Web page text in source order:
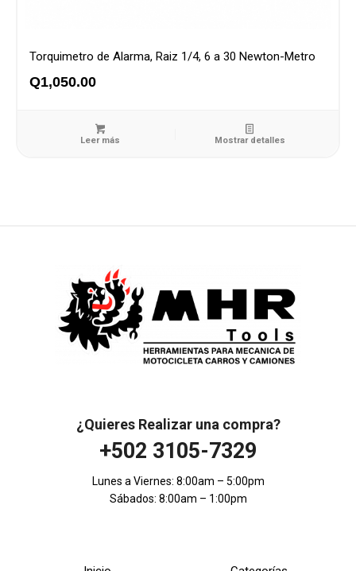
Torquimetro de Alarma, Raiz 1/4, 6 a 30 Newton-Metro
Q1,050.00
Leer más Mostrar detalles
¿Quieres Realizar una compra?
+502 3105-7329
Lunes a Viernes: 8:00am – 5:00pm
Sábados: 8:00am – 1:00pm